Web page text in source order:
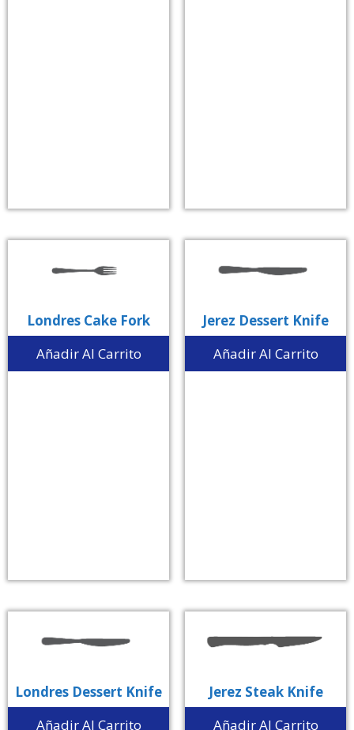
Londres Cake Fork
Añadir Al Carrito
Jerez Dessert Knife
Añadir Al Carrito
Londres Dessert Knife
Añadir Al Carrito
Jerez Steak Knife
Añadir Al Carrito